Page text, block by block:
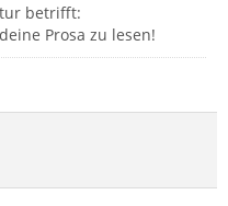
betrifft:
Prosa zu lesen!